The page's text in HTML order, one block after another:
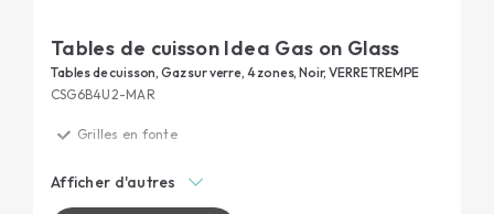
Tables de cuisson Idea Gas on Glass
Tables de cuisson, Gaz sur verre, 4 zones, Noir, VERRE TREMPE
CSG6B4U2-MAR
Grilles en fonte
Afficher d'autres